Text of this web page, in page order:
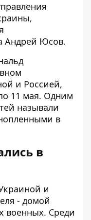
Андрей Юсов.
и Россией,
11 мая. Одним
называли
в
в
и
- домой
военных. Среди